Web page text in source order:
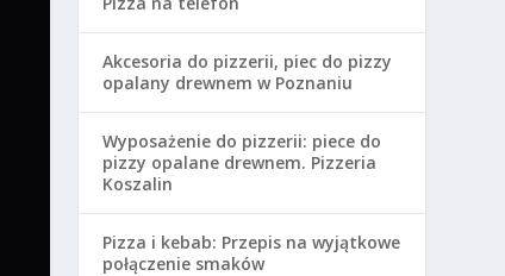
Akcesoria do pizzerii, piec do pizzy
opalany drewnem w Poznaniu
Wyposażenie do pizzerii: piece do
pizzy opalane drewnem. Pizzeria
Koszalin
Pizza i kebab: Przepis na wyjątkowe
połączenie smaków